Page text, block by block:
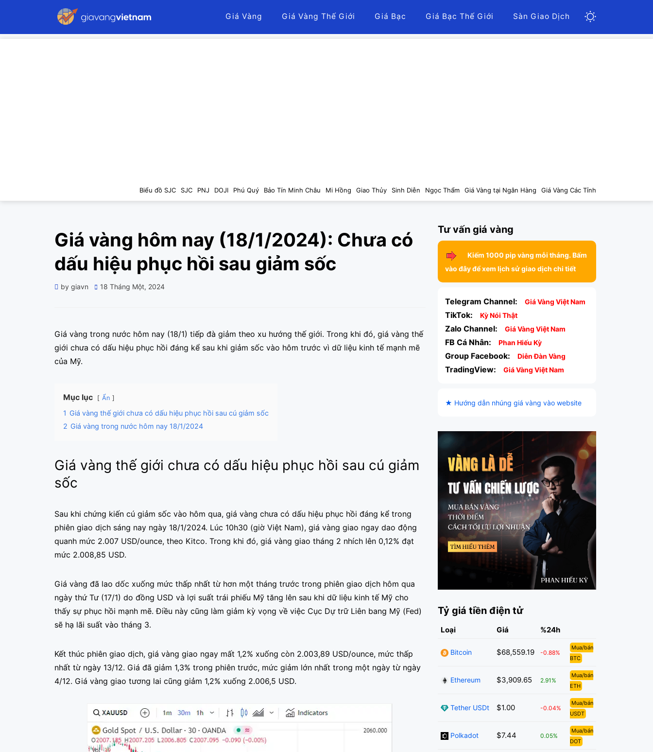
Giá Vàng Giá Vàng Thế Giới Giá Bạc Giá Bạc Thế Giới Sàn Giao Dịch
Biểu đồ SJC SJC PNJ DOJI Phú Quý Bảo Tín Minh Châu Mi Hồng Giao Thủy Sinh Diễn Ngọc Thẩm Giá Vàng tại Ngân Hàng Giá Vàng Các Tỉnh
Giá vàng hôm nay (18/1/2024): Chưa có
dấu hiệu phục hồi sau giảm sốc
by giavn
Posted
18 Tháng Một, 2024
Giá vàng trong nước hôm nay (18/1) tiếp đà giảm theo xu hướng thế giới. Trong khi đó, giá vàng thế
giới chưa có dấu hiệu phục hồi đáng kể sau khi giảm sốc vào hôm trước vì dữ liệu kinh tế mạnh mẽ
của Mỹ.
Mục lục Ẩn
1 Giá vàng thế giới chưa có dấu hiệu phục hồi sau cú giảm sốc
2 Giá vàng trong nước hôm nay 18/1/2024
Giá vàng thế giới chưa có dấu hiệu phục hồi sau cú giảm
sốc
Sau khi chứng kiến cú giảm sốc vào hôm qua, giá vàng chưa có dấu hiệu phục hồi đáng kể trong
phiên giao dịch sáng nay ngày 18/1/2024. Lúc 10h30 (giờ Việt Nam), giá vàng giao ngay dao động
quanh mức 2.007 USD/ounce, theo Kitco. Trong khi đó, giá vàng giao tháng 2 nhích lên 0,12% đạt
mức 2.008,85 USD.
Giá vàng đã lao dốc xuống mức thấp nhất từ hơn một tháng trước trong phiên giao dịch hôm qua
ngày thứ Tư (17/1) do đồng USD và lợi suất trái phiếu Mỹ tăng lên sau khi dữ liệu kinh tế Mỹ cho
thấy sự phục hồi mạnh mẽ. Điều này cũng làm giảm kỳ vọng về việc Cục Dự trữ Liên bang Mỹ (Fed)
sẽ hạ lãi suất vào tháng 3.
Kết thúc phiên giao dịch, giá vàng giao ngay mất 1,2% xuống còn 2.003,89 USD/ounce, mức thấp
nhất từ ngày 13/12. Giá đã giảm 1,3% trong phiên trước, mức giảm lớn nhất trong một ngày từ ngày
4/12. Giá vàng giao tương lai cũng giảm 1,2% xuống 2.006,5 USD.
Tư vấn giá vàng
Kiếm 1000 pip vàng mỗi tháng. Bấm
vào đây để xem lịch sử giao dịch chi tiết
Telegram Channel: Giá Vàng Việt Nam
TikTok: Kỳ Nói Thật
Zalo Channel: Giá Vàng Việt Nam
FB Cá Nhân: Phan Hiếu Kỳ
Group Facebook: Diễn Đàn Vàng
TradingView: Giá Vàng Việt Nam
★ Hướng dẫn nhúng giá vàng vào website
Tỷ giá tiền điện tử
Loại Giá %24h
Bitcoin $68,559.19 -0.88%
Mua/bán
BTC
Ethereum $3,909.65 2.91%
Mua/bán
ETH
Tether USDt $1.00 -0.04%
Mua/bán
USDT
Polkadot $7.44 0.05%
Mua/bán
DOT